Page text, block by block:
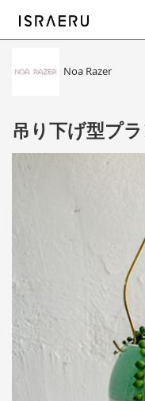
Noa Razer
吊り下げ型プ